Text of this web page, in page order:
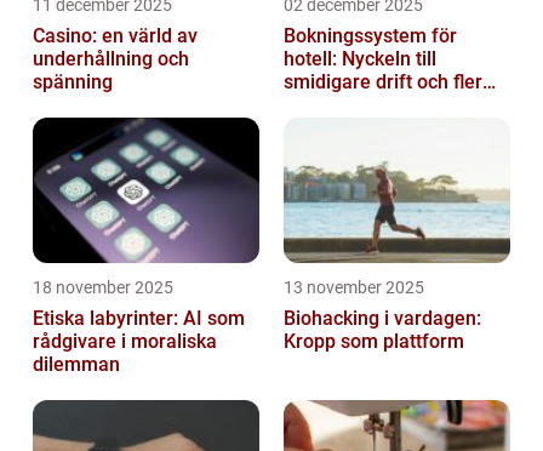
11 december 2025
Casino: en värld av
underhållning och
spänning
02 december 2025
Bokningssystem för
hotell: Nyckeln till
smidigare drift och fler
18 november 2025
Etiska labyrinter: AI som
rådgivare i moraliska
dilemman
13 november 2025
Biohacking i vardagen:
Kropp som plattform